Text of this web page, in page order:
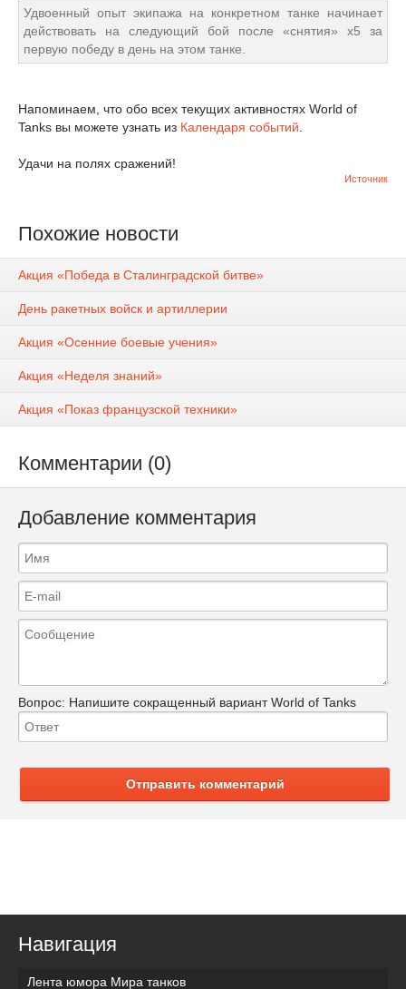
Удвоенный опыт экипажа на конкретном танке начинает
действовать на следующий бой после «снятия» x5 за
первую победу в день на этом танке.
Напоминаем, что обо всех текущих активностях World of
Tanks вы можете узнать из Календаря событий
Удачи на полях сражений!
Источник
Похожие новости
Акция «Победа в Сталинградской битве»
День ракетных войск и артиллерии
Акция «Осенние боевые учения»
Акция «Неделя знаний»
Акция «Показ французской техники»
Комментарии (0)
Добавление комментария
Вопрос: Напишите сокращенный вариант World of Tanks
Отправить комментарий
Навигация
Лента юмора Мира танков